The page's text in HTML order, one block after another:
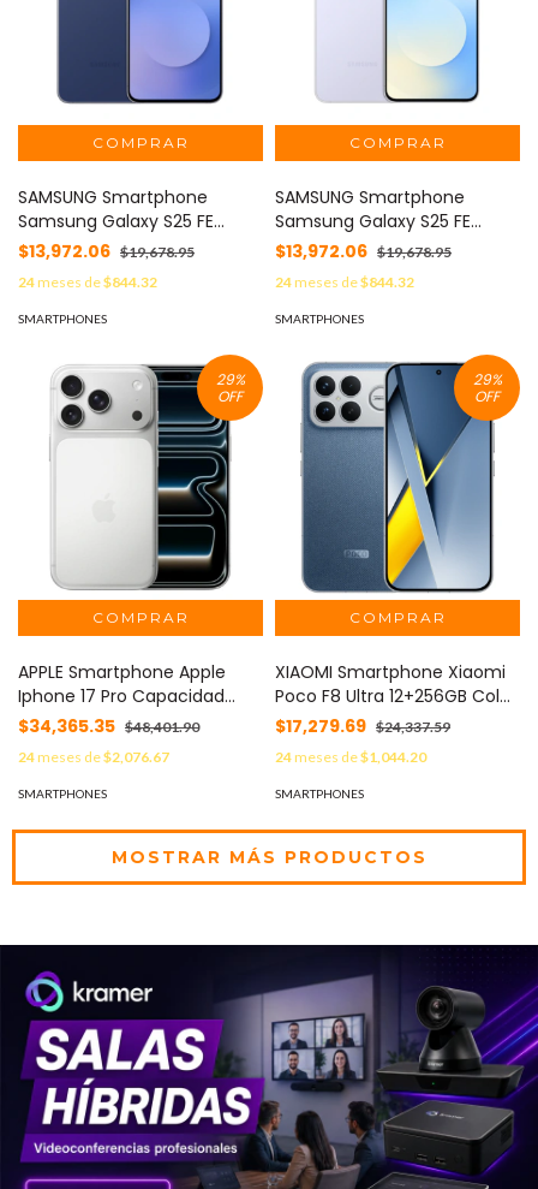
SAMSUNG Smartphone
Samsung Galaxy S25 FE
8+128GB Color Navy MOD:
SM-S731BDBLLTM
$13,972.06 $19,678.95
24meses de$844.32
SMARTPHONES
SAMSUNG Smartphone
Samsung Galaxy S25 FE
8+128GB Color Azul Hielo
MOD: SM-S731BLBLLTM
$13,972.06 $19,678.95
24meses de$844.32
SMARTPHONES
29%
OFF
APPLE Smartphone Apple
Iphone 17 Pro Capacidad
256GB Color Plata MOD:
IPHONE-17 PRO-256-PLATA
$34,365.35 $48,401.90
24meses de$2,076.67
SMARTPHONES
29%
OFF
XIAOMI Smartphone Xiaomi
Poco F8 Ultra 12+256GB Color
Azul MOD: POCO F8 ULTRA-
12+256-AZUL
$17,279.69 $24,337.59
24meses de$1,044.20
SMARTPHONES
MOSTRAR MÁS PRODUCTOS